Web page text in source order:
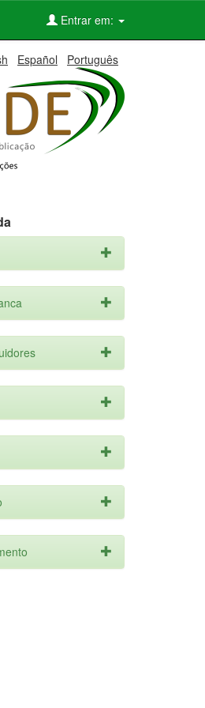
Entrar em:
Español Português